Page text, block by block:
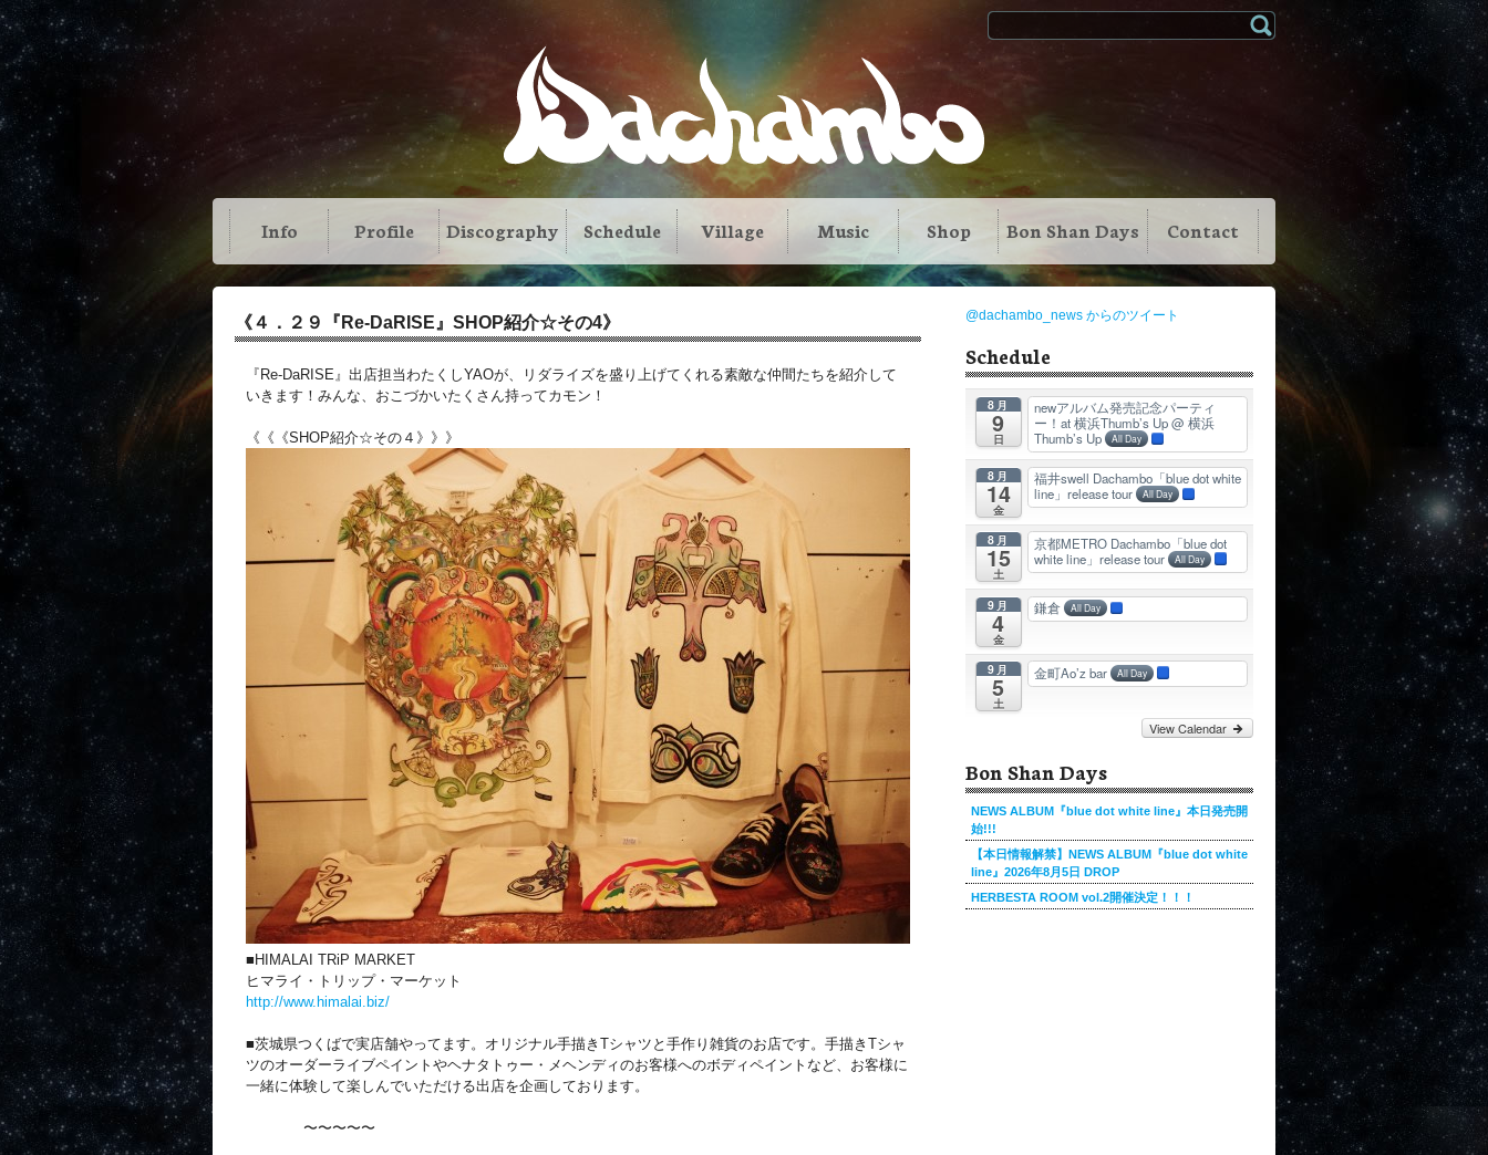
Info Profile Discography Schedule Village Music Shop Bon Shan Days Contact
《４．２９『Re-DaRISE』SHOP紹介☆その4》
『Re-DaRISE』出店担当わたくしYAOが、リダライズを盛り上げてくれる素敵な仲間たちを紹介して
いきます！みんな、おこづかいたくさん持ってカモン！
《《《SHOP紹介☆その４》》》
■HIMALAI TRiP MARKET
ヒマライ・トリップ・マーケット
http://www.himalai.biz/
■茨城県つくばで実店舗やってます。オリジナル手描きTシャツと手作り雑貨のお店です。手描きTシャ
ツのオーダーライブペイントやヘナタトゥー・メヘンディのお客様へのボディペイントなど、お客様に
一緒に体験して楽しんでいただける出店を企画しております。
〜〜〜〜〜
@dachambo_news からのツイート
Schedule
8月
9
日
newアルバム発売記念パーティ
ー！at 横浜Thumb’s Up@ 横浜
Thumb’s Up All Day
8月
14
金
福井swell Dachambo「blue dot white
line」release tour All Day
8月
15
土
京都METRO Dachambo「blue dot
white line」release tour All Day
9月
4
金
鎌倉 All Day
9月
5
土
金町Ao’z bar All Day
View Calendar
Bon Shan Days
NEWS ALBUM『blue dot white line』本日発売開
始!!!
【本日情報解禁】NEWS ALBUM『blue dot white
line』2026年8月5日 DROP
HERBESTA ROOM vol.2開催決定！！！